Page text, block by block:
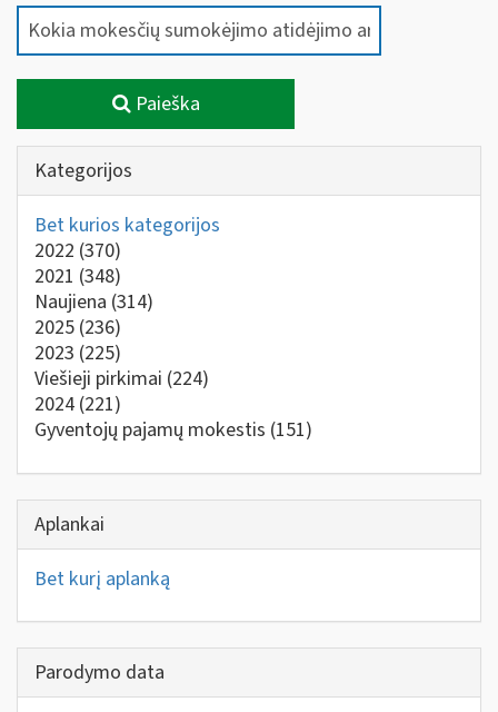
Paieška
Kategorijos
Bet kurios kategorijos
2022 (370)
2021 (348)
Naujiena (314)
2025 (236)
2023 (225)
Viešieji pirkimai (224)
2024 (221)
Gyventojų pajamų mokestis (151)
Aplankai
Bet kurį aplanką
Parodymo data